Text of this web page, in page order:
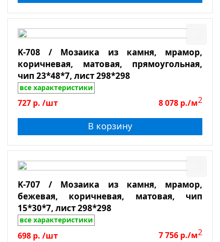
K-708 / Мозаика из камня, мрамор,
коричневая, матовая, прямоугольная,
чип 23*48*7, лист 298*298
все характеристики
727 р. /шт 8 078 р./м2
В корзину
K-707 / Мозаика из камня, мрамор,
бежевая, коричневая, матовая, чип
15*30*7, лист 298*298
все характеристики
698 р. /шт 7 756 р./м2